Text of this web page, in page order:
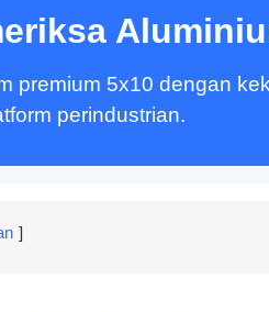
premium 5x10 dengan
perindustrian.